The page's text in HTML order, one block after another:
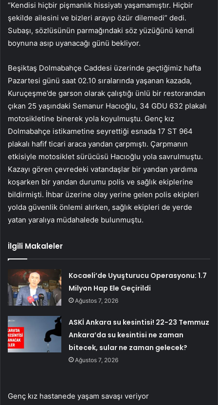
“Kendisi hiçbir pişmanlık hissiyatı yaşamamıştır. Hiçbir
şekilde ailesini ve bizleri arayıp özür dilemedi” dedi.
Subaşı, sözlüsünün parmağındaki söz yüzüğünü kendi
boynuna asıp uyanacağı günü bekliyor.
Beşiktaş Dolmabahçe Caddesi üzerinde geçtiğimiz hafta
Pazartesi günü saat 02.10 sıralarında yaşanan kazada,
Kuruçeşme’de garson olarak çalıştığı ünlü bir restorandan
çıkan 25 yaşındaki Semanur Hacıoğlu, 34 GDU 632 plakalı
motosikletine binerek yola koyulmuştu. Genç kız
Dolmabahçe istikametine seyrettiği esnada 17 ST 964
plakalı hafif ticari araca yandan çarpmıştı. Çarpmanın
etkisiyle motosiklet sürücüsü Hacıoğlu yola savrulmuştu.
Kazayı gören çevredeki vatandaşlar bir yandan yardıma
koşarken bir yandan durumu polis ve sağlık ekiplerine
bildirmişti. İhbar üzerine olay yerine gelen polis ekipleri
yolda güvenlik önlemi alırken, sağlık ekipleri de yerde
yatan yaralıya müdahalede bulunmuştu.
İlgili Makaleler
Kocaeli’de Uyuşturucu Operasyonu: 1.7
Milyon Hap Ele Geçirildi
Ağustos 7, 2026
ASKİ Ankara su kesintisi! 22-23 Temmuz
Ankara’da su kesintisi ne zaman
bitecek, sular ne zaman gelecek?
Ağustos 7, 2026
Genç kız hastanede yaşam savaşı veriyor